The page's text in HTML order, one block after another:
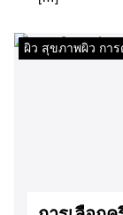
ผิว สุขภาพผิว กา